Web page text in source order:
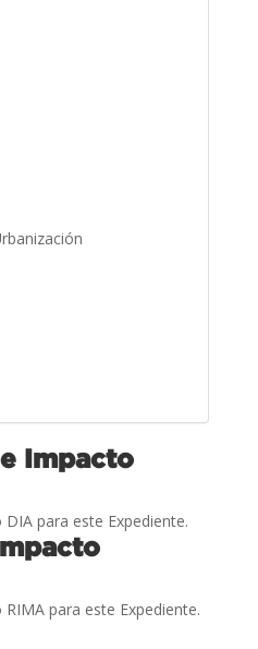
Impacto
para este Expediente.
para este Expediente.